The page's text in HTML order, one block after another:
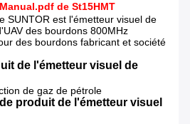
de St15HMT
SUNTOR est l'émetteur visuel de
des bourdons 800MHz
des bourdons fabricant et société
de l'émetteur visuel de
de gaz de pétrole
produit de l'émetteur visuel